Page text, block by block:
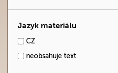
Jazyk materiálu
CZ
neobsahuje text